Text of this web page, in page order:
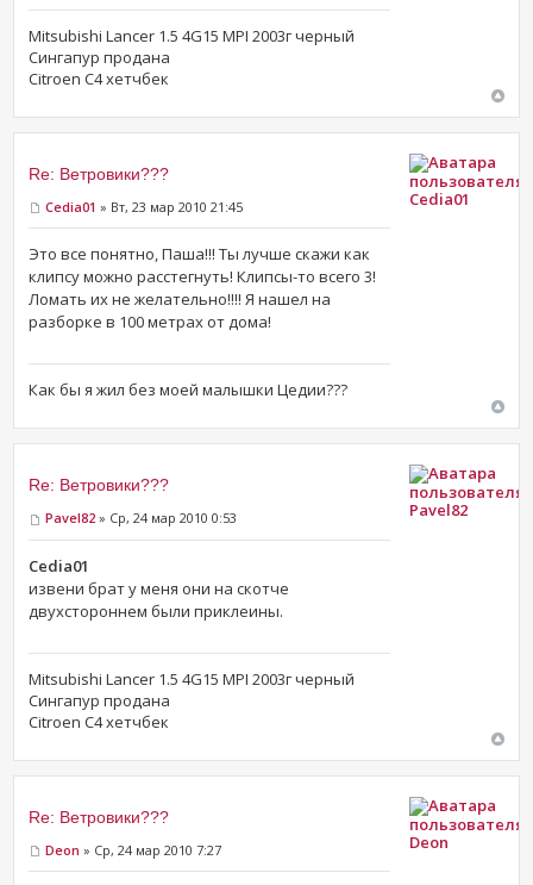
Mitsubishi Lancer 1.5 4G15 MPI 2003г черный
Сингапур продана
Citroen C4 хетчбек
Re: Ветровики???
Cedia01 » Вт, 23 мар 2010 21:45
Это все понятно, Паша!!! Ты лучше скажи как
клипсу можно расстегнуть! Клипсы-то всего 3!
Ломать их не желательно!!!! Я нашел на
разборке в 100 метрах от дома!
Как бы я жил без моей малышки Цедии???
Cedia01
Re: Ветровики???
Pavel82 » Ср, 24 мар 2010 0:53
Cedia01
извени брат у меня они на скотче
двухстороннем были приклеины.
Mitsubishi Lancer 1.5 4G15 MPI 2003г черный
Сингапур продана
Citroen C4 хетчбек
Pavel82
Re: Ветровики???
Deon » Ср, 24 мар 2010 7:27 Deon